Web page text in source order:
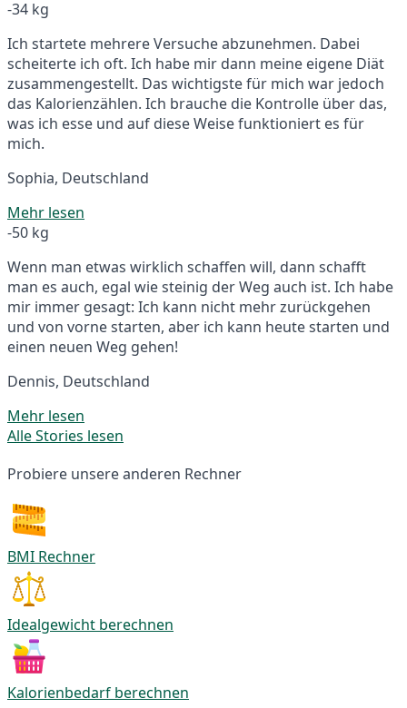
-34 kg
Ich startete mehrere Versuche abzunehmen. Dabei
scheiterte ich oft. Ich habe mir dann meine eigene Diät
zusammengestellt. Das wichtigste für mich war jedoch
das Kalorienzählen. Ich brauche die Kontrolle über das,
was ich esse und auf diese Weise funktioniert es für
mich.
Sophia, Deutschland
Mehr lesen
-50 kg
Wenn man etwas wirklich schaffen will, dann schafft
man es auch, egal wie steinig der Weg auch ist. Ich habe
mir immer gesagt: Ich kann nicht mehr zurückgehen
und von vorne starten, aber ich kann heute starten und
einen neuen Weg gehen!
Dennis, Deutschland
Mehr lesen
Alle Stories lesen
Probiere unsere anderen Rechner
BMI Rechner
Idealgewicht berechnen
Kalorienbedarf berechnen